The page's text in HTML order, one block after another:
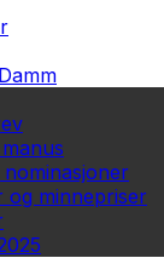
og minnepriser